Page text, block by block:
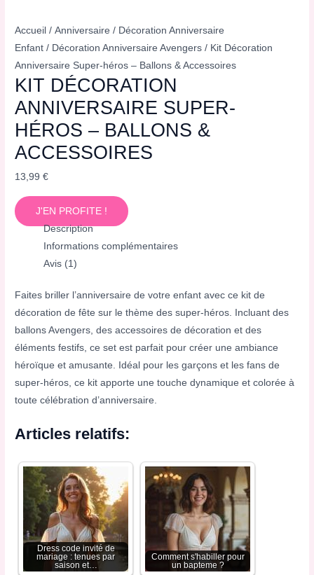
Accueil /Anniversaire / Décoration Anniversaire
Enfant / Décoration Anniversaire Avengers / Kit Décoration
Anniversaire Super-héros – Ballons & Accessoires
KIT DÉCORATION
ANNIVERSAIRE SUPER-
HÉROS – BALLONS &
ACCESSOIRES
13,99€
J'EN PROFITE !
Description
Informations complémentaires
Avis (1)
Faites briller l’anniversaire de votre enfant avec ce kit de
décoration de fête sur le thème des super-héros. Incluant des
ballons Avengers, des accessoires de décoration et des
éléments festifs, ce set est parfait pour créer une ambiance
héroïque et amusante. Idéal pour les garçons et les fans de
super-héros, ce kit apporte une touche dynamique et colorée à
toute célébration d’anniversaire.
Articles relatifs:
Dress code invité de
mariage : tenues par
saison et…
Comment s'habiller pour
un bapteme​ ?